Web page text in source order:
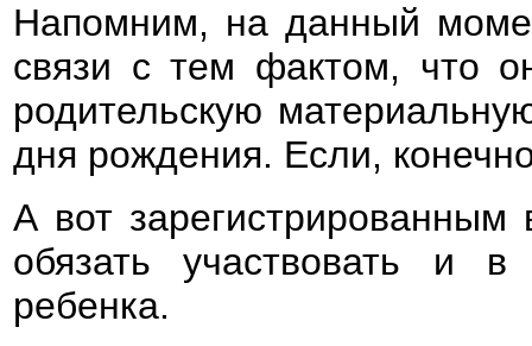
Напомним, на данный
связи с тем фактом, что
родительскую
дня рождения. Если,
А вот зарегистрированным
обязать участвовать и
ребенка.